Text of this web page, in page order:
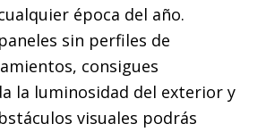
época del año.
sin perfiles de
consigues
la luminosidad del exterior y
visuales podrás